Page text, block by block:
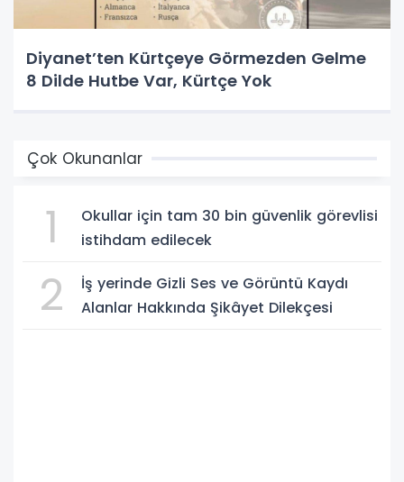
Diyanet’ten Kürtçeye Görmezden Gelme
8 Dilde Hutbe Var, Kürtçe Yok
Çok Okunanlar
1
Okullar için tam 30 bin güvenlik görevlisi
istihdam edilecek
2
İş yerinde Gizli Ses ve Görüntü Kaydı
Alanlar Hakkında Şikâyet Dilekçesi